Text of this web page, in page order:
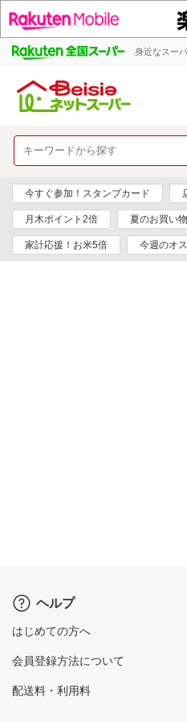
身近なスー
今すぐ参加！スタンプカード
月木ポイント2倍 夏のお買い
家計応援！お米5倍 今週のオ
ヘルプ
はじめての方へ
会員登録方法について
配送料・利用料